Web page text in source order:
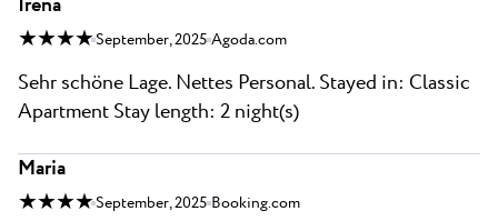
Irena
★ ★ ★ ★ September, 2025 Agoda.com
Sehr schöne Lage. Nettes Personal. Stayed in: Classic
Apartment Stay length: 2 night(s)
Maria
★ ★ ★ ★ September, 2025 Booking.com